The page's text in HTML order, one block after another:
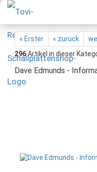
« Erster « zurück
296Artikel in dieser
Dave Edmunds -